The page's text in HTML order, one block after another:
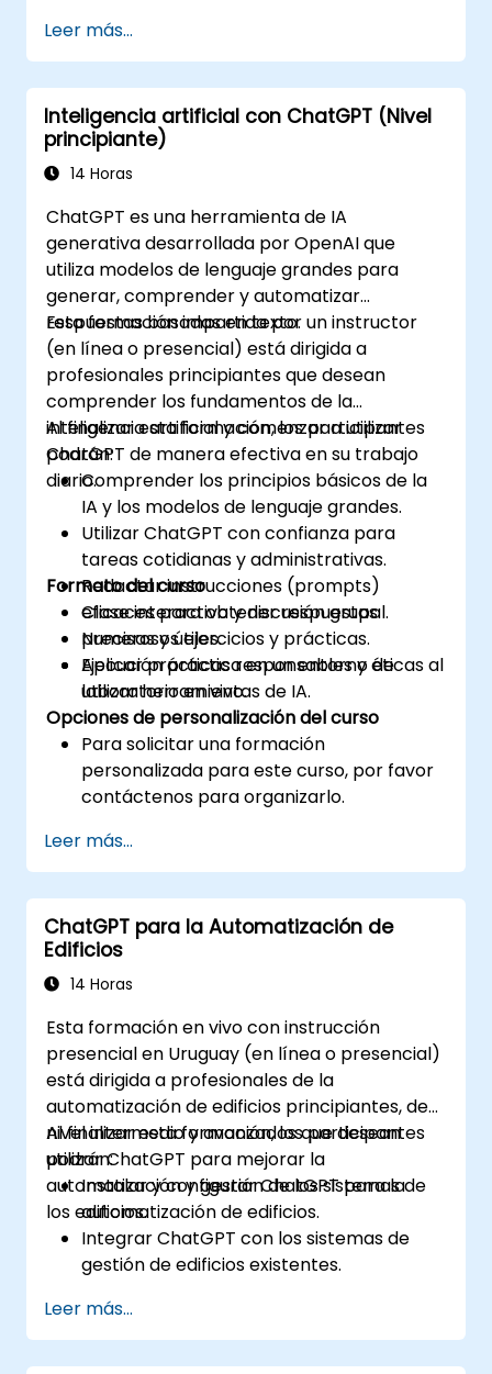
Leer más...
Inteligencia artificial con ChatGPT (Nivel
principiante)
14 Horas
ChatGPT es una herramienta de IA
generativa desarrollada por OpenAI que
utiliza modelos de lenguaje grandes para
generar, comprender y automatizar
respuestas basadas en texto.
Esta formación impartida por un instructor
(en línea o presencial) está dirigida a
profesionales principiantes que desean
comprender los fundamentos de la
inteligencia artificial y comenzar a utilizar
ChatGPT de manera efectiva en su trabajo
diario.
Al finalizar esta formación, los participantes
podrán:
Comprender los principios básicos de la
IA y los modelos de lenguaje grandes.
Utilizar ChatGPT con confianza para
tareas cotidianas y administrativas.
Redactar instrucciones (prompts)
eficaces para obtener respuestas
precisas y útiles.
Aplicar prácticas responsables y éticas al
utilizar herramientas de IA.
Formato del curso
Clase interactiva y discusión grupal.
Numerosos ejercicios y prácticas.
Ejecución práctica en un entorno de
laboratorio en vivo.
Opciones de personalización del curso
Para solicitar una formación
personalizada para este curso, por favor
contáctenos para organizarlo.
Leer más...
ChatGPT para la Automatización de
Edificios
14 Horas
Esta formación en vivo con instrucción
presencial en Uruguay (en línea o presencial)
está dirigida a profesionales de la
automatización de edificios principiantes, de
nivel intermedio y avanzados que desean
utilizar ChatGPT para mejorar la
automatización y gestión de los sistemas de
los edificios.
Al finalizar esta formación, los participantes
podrán:
Instalar y configurar ChatGPT para la
automatización de edificios.
Integrar ChatGPT con los sistemas de
gestión de edificios existentes.
climatización (HVAC) y sistemas de
seguridad contra incendios mediante
Leer más...